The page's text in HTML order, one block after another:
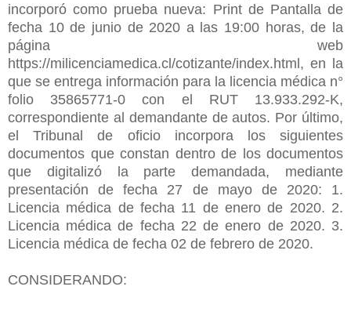
incorporó como prueba nueva: Print de Pantalla de
fecha 10 de junio de 2020 a las 19:00 horas, de la
página web
https://milicenciamedica.cl/cotizante/index.html, en la
que se entrega información para la licencia médica n°
folio 35865771-0 con el RUT 13.933.292-K,
correspondiente al demandante de autos. Por último,
el Tribunal de oficio incorpora los siguientes
documentos que constan dentro de los documentos
que digitalizó la parte demandada, mediante
presentación de fecha 27 de mayo de 2020: 1.
Licencia médica de fecha 11 de enero de 2020. 2.
Licencia médica de fecha 22 de enero de 2020. 3.
Licencia médica de fecha 02 de febrero de 2020.
CONSIDERANDO: